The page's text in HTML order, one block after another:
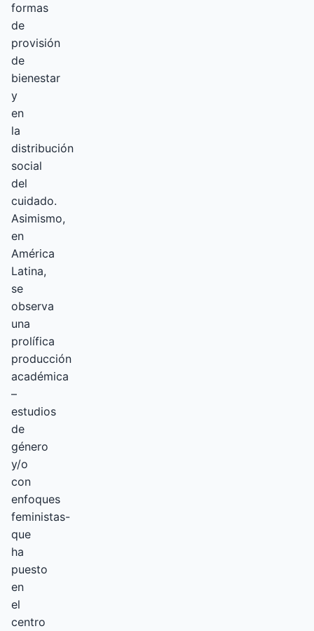
formas
de
provisión
de
bienestar
y
en
la
distribución
social
del
cuidado.
Asimismo,
en
América
Latina,
se
observa
una
prolífica
producción
académica
–
estudios
de
género
y/o
con
enfoques
feministas-
que
ha
puesto
en
el
centro